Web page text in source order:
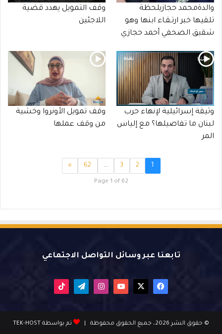
والدةمحمد حجازيلحظة
تلقيها خبر ارتـقـاء ابنها وهو
شقيق الصحفي أحمد حجازي
وقف التمويل يهدد قضية
اللاجئين
وثيقة إسرائيلية لإنهاء حرب
لبنان ما تفاصيلها؟ مع إلياس
المر
وقف تمويل الأونروا وخشية
من وقف عملها
1
2
3
…
62
»
Page 1 of 62
تابعنا عبر وسائل التواصل الاجتماعي
فيسبوك يوتيوب انستقرام تيلقرام
© حقوق النشر 2026، جميع الحقوق محفوظة | تم بواسطة TEK-HOST